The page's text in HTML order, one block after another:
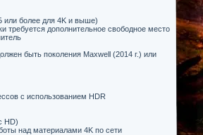
более для 4K и выше)
требуется дополнительное свободное место
быть поколения Maxwell (2014 г.) или
с использованием HDR
HD)
над материалами 4K по сети